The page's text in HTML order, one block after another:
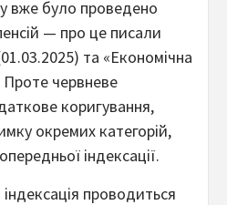
вже було проведено
— про це писали
та «Економічна
Проте червневе
коригування,
окремих категорій,
індексації.
проводиться